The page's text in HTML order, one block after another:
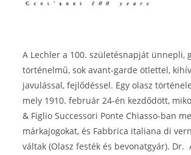
A Lechler a 100. születésnapját ünnepli,
történelmű, sok avant-garde ötlettel,
javulással, fejlődéssel. Egy olasz
mely 1910. február 24-én kezdődött,
& Figlio Successori Ponte Chiasso-ban
márkajogokat, és Fabbrica italiana di
váltak (Olasz festék és bevonatgyár). Dr.